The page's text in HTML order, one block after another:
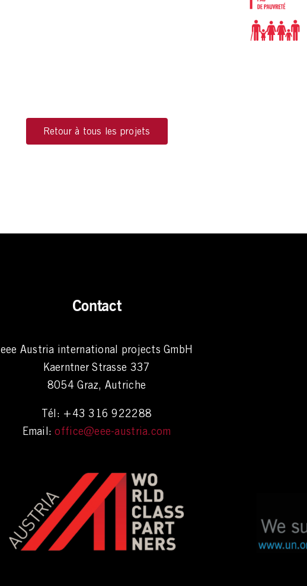
Retour à tous les projets
Contact
eee Austria international projects GmbH
Kaerntner Strasse 337
8054 Graz, Autriche
Tél: +43 316 922288
Email:office@eee-austria.com